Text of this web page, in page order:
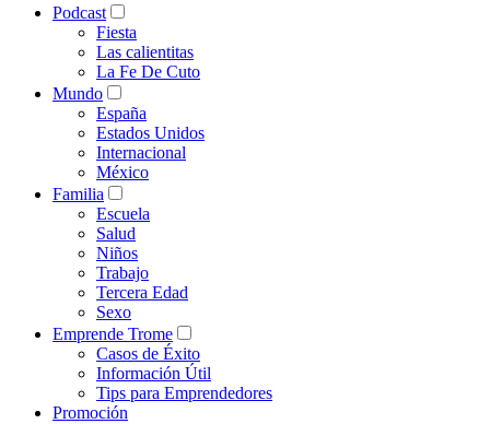
Podcast
Fiesta
Las calientitas
La Fe De Cuto
Mundo
España
Estados Unidos
Internacional
México
Familia
Escuela
Salud
Niños
Trabajo
Tercera Edad
Sexo
Emprende Trome
Casos de Éxito
Información Útil
Tips para Emprendedores
Promoción